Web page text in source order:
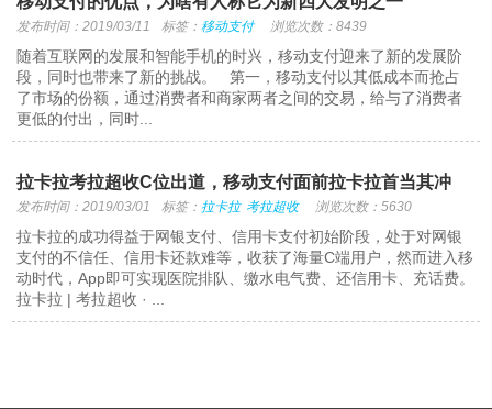
发布时间：2019/03/11 标签：移动支付 浏览次数：8439
随着互联网的发展和智能手机的时兴，移动支付迎来了新的发展阶
段，同时也带来了新的挑战。 第一，移动支付以其低成本而抢占
了市场的份额，通过消费者和商家两者之间的交易，给与了消费者
更低的付出，同时...
拉卡拉考拉超收C位出道，移动支付面前拉卡拉首当其冲
发布时间：2019/03/01 标签： 拉卡拉 考拉超收 浏览次数：5630
拉卡拉的成功得益于网银支付、信用卡支付初始阶段，处于对网银
支付的不信任、信用卡还款难等，收获了海量C端用户，然而进入移
动时代，App即可实现医院排队、缴水电气费、还信用卡、充话费。
拉卡拉 | 考拉超收 · ...